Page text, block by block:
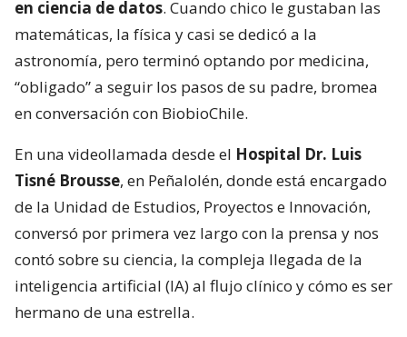
en ciencia de datos. Cuando chico le gustaban las
matemáticas, la física y casi se dedicó a la
astronomía, pero terminó optando por medicina,
“obligado” a seguir los pasos de su padre, bromea
en conversación con BiobioChile.
En una videollamada desde el Hospital Dr. Luis
Tisné Brousse, en Peñalolén, donde está encargado
de la Unidad de Estudios, Proyectos e Innovación,
conversó por primera vez largo con la prensa y nos
contó sobre su ciencia, la compleja llegada de la
inteligencia artificial (IA) al flujo clínico y cómo es ser
hermano de una estrella.